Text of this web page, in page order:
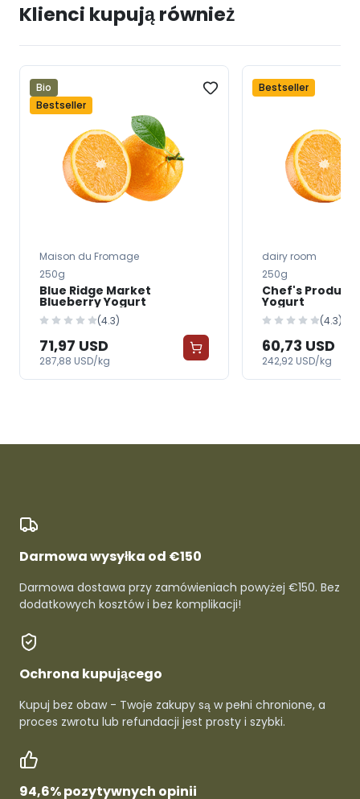
Klienci kupują również
Bio
Bestseller
Maison du Fromage
250g
Blue Ridge Market
Blueberry Yogurt
(4.3)
71,97 USD
287,88 USD/kg
Bestseller
dairy room
250g
Chef's
Yogurt
(4.3)
60,73 USD
242,92 USD/kg
Darmowa wysyłka od €150
Darmowa dostawa przy zamówieniach powyżej €150. Bez
dodatkowych kosztów i bez komplikacji!
Ochrona kupującego
Kupuj bez obaw - Twoje zakupy są w pełni chronione, a
proces zwrotu lub refundacji jest prosty i szybki.
94,6% pozytywnych opinii